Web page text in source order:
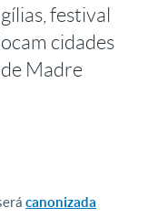
festival
cidades
Madre
canonizada